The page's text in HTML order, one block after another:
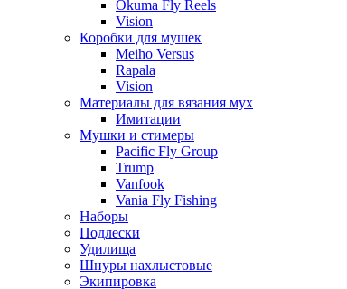
Okuma Fly Reels
Vision
Коробки для мушек
Meiho Versus
Rapala
Vision
Материалы для вязания мух
Имитации
Мушки и стимеры
Pacific Fly Group
Trump
Vanfook
Vania Fly Fishing
Наборы
Подлески
Удилища
Шнуры нахлыстовые
Экипировка